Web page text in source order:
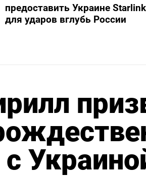
предоставить Украине Starlink
для ударов вглубь России